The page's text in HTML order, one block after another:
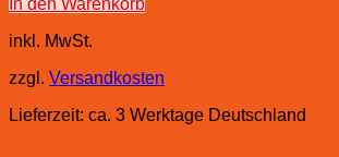
In den Warenkorb
inkl. MwSt.
zzgl. Versandkosten
Lieferzeit: ca. 3 Werktage Deutschland